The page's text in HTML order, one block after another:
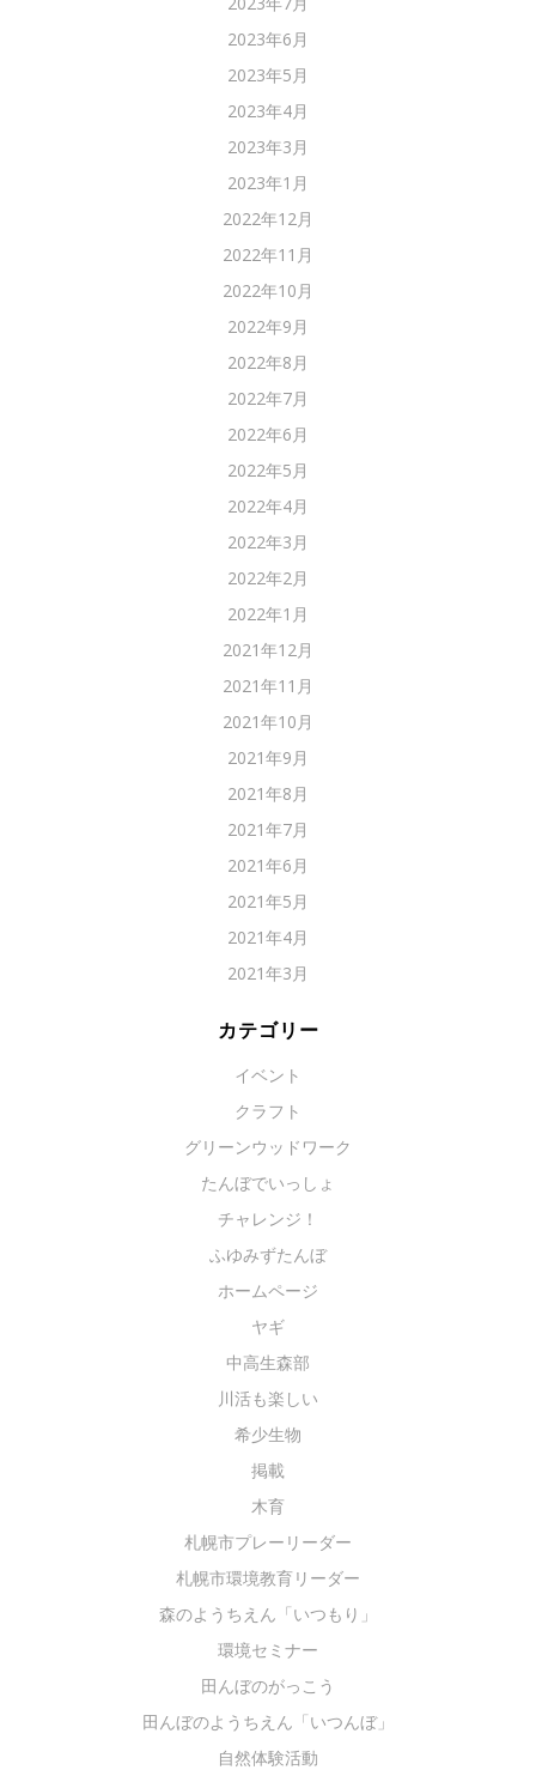
2023年6月
2023年5月
2023年4月
2023年3月
2023年1月
2022年12月
2022年11月
2022年10月
2022年9月
2022年8月
2022年7月
2022年6月
2022年5月
2022年4月
2022年3月
2022年2月
2022年1月
2021年12月
2021年11月
2021年10月
2021年9月
2021年8月
2021年7月
2021年6月
2021年5月
2021年4月
2021年3月
カテゴリー
イベント
クラフト
グリーンウッドワーク
たんぼでいっしょ
チャレンジ！
ふゆみずたんぼ
ホームページ
ヤギ
中高生森部
川活も楽しい
希少生物
掲載
木育
札幌市プレーリーダー
札幌市環境教育リーダー
森のようちえん「いつもり」
環境セミナー
田んぼのがっこう
田んぼのようちえん「いつんぼ」
自然体験活動